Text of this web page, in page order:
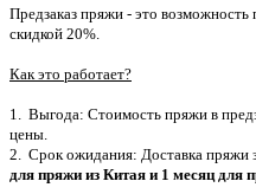
Предзаказ пряжи - это
скидкой 20%.
Как это работает?
1. Выгода: Стоимость пряжи в
цены.
2. Срок ожидания: Доставка пряжи
для пряжи из Китая и 1 месяц для